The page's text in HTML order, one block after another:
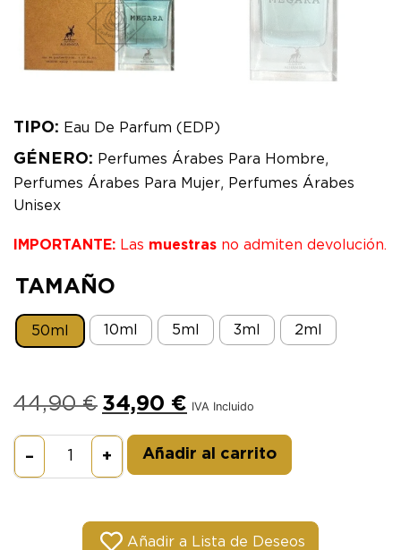
TIPO: Eau De Parfum (EDP)
GÉNERO: Perfumes Árabes Para Hombre,
Perfumes Árabes Para Mujer, Perfumes Árabes
Unisex
IMPORTANTE: Las muestras no admiten devolución.
TAMAÑO
50ml 10ml 5ml 3ml 2ml
44,90€ 34,90 € IVA Incluido
– + Añadir al carrito
Añadir a Lista de Deseos